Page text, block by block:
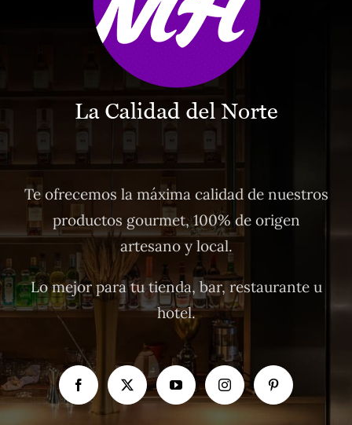
Te ofrecemos la máxima calidad de nuestros
productos gourmet, 100% de origen
artesano y local.
Lo mejor para tu tienda, bar, restaurante u
hotel.